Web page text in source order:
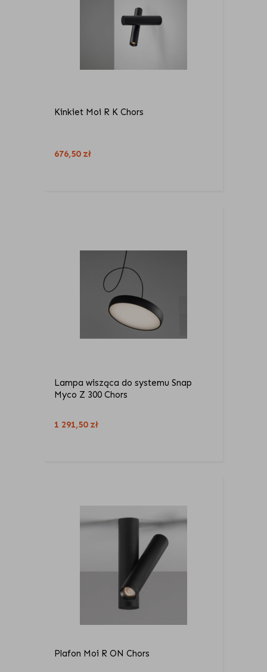
Kinkiet Moi R K Chors
676,50 zł
Lampa wisząca do systemu Snap
Myco Z 300 Chors
1 291,50 zł
Plafon Moi R ON Chors